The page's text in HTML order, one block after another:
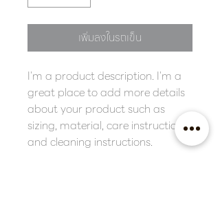
เพิ่มลงในรถเข็น
I'm a product description. I'm a
great place to add more details
about your product such as
sizing, material, care instructions
and cleaning instructions.